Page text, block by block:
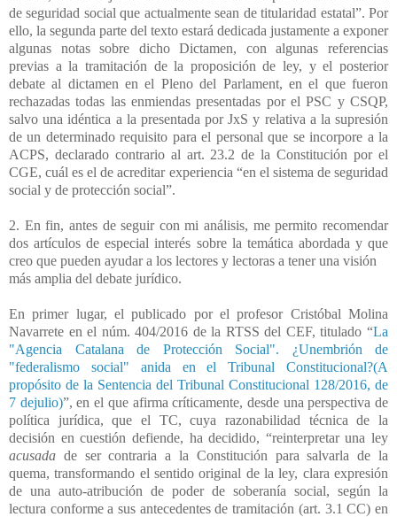
de seguridad social que actualmente sean de titularidad estatal”. Por
ello, la segunda parte del texto estará dedicada justamente a exponer
algunas notas sobre dicho Dictamen, con algunas referencias
previas a la tramitación de la proposición de ley, y el posterior
debate al dictamen en el Pleno del Parlament, en el que fueron
rechazadas todas las enmiendas presentadas por el PSC y CSQP,
salvo una idéntica a la presentada por JxS y relativa a la supresión
de un determinado requisito para el personal que se incorpore a la
ACPS, declarado contrario al art. 23.2 de la Constitución por el
CGE, cuál es el de acreditar experiencia “en el sistema de seguridad
social y de protección social”.
2. En fin, antes de seguir con mi análisis, me permito recomendar
dos artículos de especial interés sobre la temática abordada y que
creo que pueden ayudar a los lectores y lectoras a tener una visión
más amplia del debate jurídico.
En primer lugar, el publicado por el profesor Cristóbal Molina
Navarrete en el núm. 404/2016 de la RTSS del CEF, titulado “La
"Agencia Catalana de Protección Social". ¿Unembrión de
"federalismo social" anida en el Tribunal Constitucional?(A
propósito de la Sentencia del Tribunal Constitucional 128/2016, de
7 dejulio)”, en el que afirma críticamente, desde una perspectiva de
política jurídica, que el TC, cuya razonabilidad técnica de la
decisión en cuestión defiende, ha decidido, “reinterpretar una ley
acusada de ser contraria a la Constitución para salvarla de la
quema, transformando el sentido original de la ley, clara expresión
de una auto-atribución de poder de soberanía social, según la
lectura conforme a sus antecedentes de tramitación (art. 3.1 CC) en